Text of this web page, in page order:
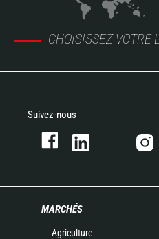
CHOISISSEZ VOTRE
Suivez-nous
MARCHÉS
Agriculture